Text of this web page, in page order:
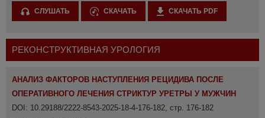
СЛУШАТЬ СКАЧАТЬ СКАЧАТЬ PDF
РЕКОНСТРУКТИВНАЯ УРОЛОГИЯ
АНАЛИЗ ФАКТОРОВ НАСТУПЛЕНИЯ РЕЦИДИВА ПОСЛЕ
ОПЕРАТИВНОГО ЛЕЧЕНИЯ СТРИКТУР УРЕТРЫ У МУЖЧИН
DOI: 10.29188/2222-8543-2025-18-4-176-182, стр. 176-182